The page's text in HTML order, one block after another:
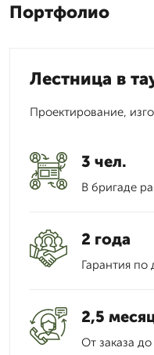
Портфолио
Лестница в
Проектирование,
3 чел.
В бригаде
2 года
Гарантия по
2,5
От заказа